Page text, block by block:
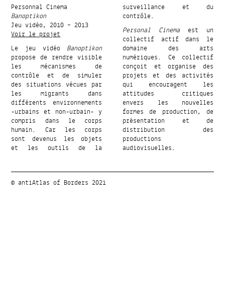
Personnal Cinema
Banoptikon
Jeu vidéo, 2010 – 2013
Voir le projet
Le jeu vidéo Banoptikon
propose de rendre visible
les mécanismes de
contrôle et de simuler
des situations vécues par
les migrants dans
différents environnements
-urbains et non-urbain- y
compris dans le corps
humain. Car les corps
sont devenus les objets
et les outils de la
surveillance et du
contrôle.
Personal Cinema est un
collectif actif dans le
domaine des arts
numériques. Ce collectif
conçoit et organise des
projets et des activités
qui encouragent les
attitudes critiques
envers les nouvelles
formes de production, de
présentation et de
distribution des
productions
audiovisuelles.
© antiAtlas of Borders 2021